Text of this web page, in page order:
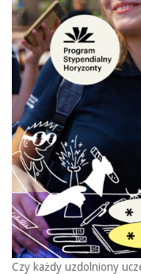
Czy każdy uzdolniony